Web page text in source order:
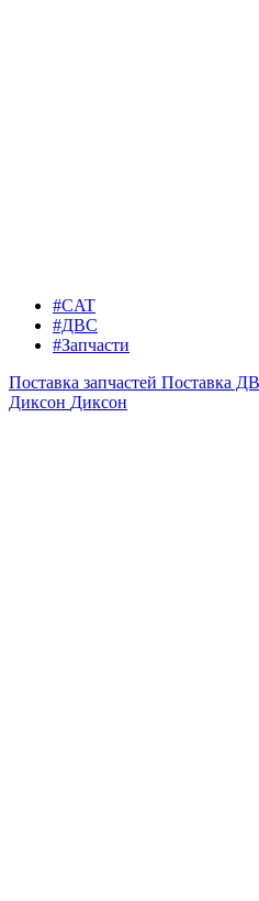
#CAT
#ДВС
#Запчасти
Поставка запчастей Поставка
Диксон Диксон